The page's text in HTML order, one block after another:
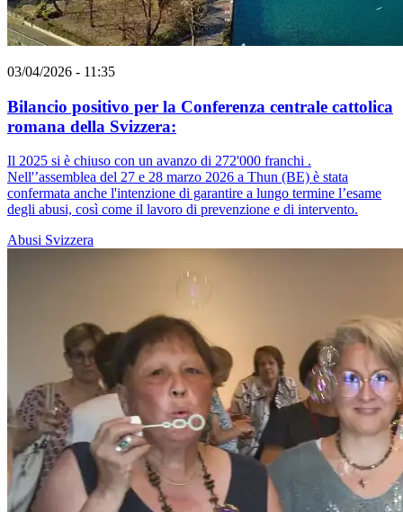
03/04/2026 - 11:35
Bilancio positivo per la Conferenza centrale cattolica
romana della Svizzera:
Il 2025 si è chiuso con un avanzo di 272'000 franchi .
Nell'’assemblea del 27 e 28 marzo 2026 a Thun (BE) è stata
confermata anche l'intenzione di garantire a lungo termine l’esame
degli abusi, così come il lavoro di prevenzione e di intervento.
Abusi Svizzera